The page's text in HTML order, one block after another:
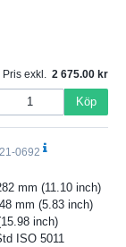
Pris exkl. 2 675.00
Köp
21-0692
mm (11.10 inch)
mm (5.83 inch)
inch)
ISO 5011